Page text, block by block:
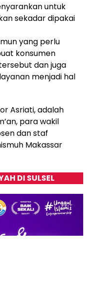
untuk
sekadar dipakai
yang perlu
konsumen
dan juga
menjadi hal
Asriati, adalah
para wakil
dan staf
Makassar
DI SULSEL